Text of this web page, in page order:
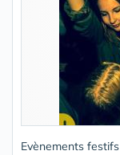
Evènements festifs